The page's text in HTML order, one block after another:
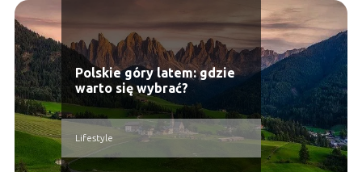
Polskie góry latem: gdzie
warto się wybrać?
Lifestyle